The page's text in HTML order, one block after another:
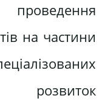
на частини